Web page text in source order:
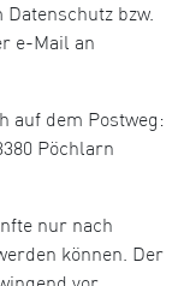
bzw.
e-Mail an
auf dem Postweg:
Pöchlarn
nur nach
können. Der